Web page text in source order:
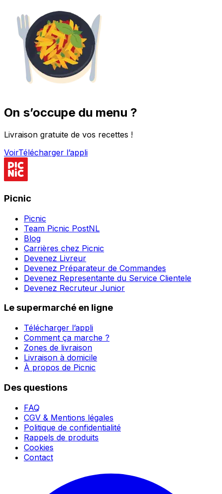
On s’occupe du menu ?
Livraison gratuite de vos recettes !
VoirTélécharger l’appli
Picnic
Picnic
Team Picnic PostNL
Blog
Carrières chez Picnic
Devenez Livreur
Devenez Préparateur de Commandes
Devenez Representante du Service Clientele
Devenez Recruteur Junior
Le supermarché en ligne
Télécharger l’appli
Comment ça marche ?
Zones de livraison
Livraison à domicile
À propos de Picnic
Des questions
FAQ
CGV & Mentions légales
Politique de confidentialité
Rappels de produits
Cookies
Contact